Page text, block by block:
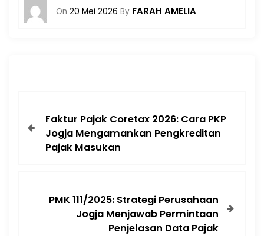
On 20 Mei 2026 By FARAH AMELIA
Faktur Pajak Coretax 2026: Cara PKP
Jogja Mengamankan Pengkreditan
Pajak Masukan
PMK 111/2025: Strategi Perusahaan
Jogja Menjawab Permintaan
Penjelasan Data Pajak